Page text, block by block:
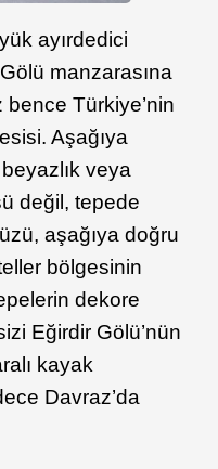
ayırdedici
manzarasına
bence Türkiye’nin
Aşağıya
veya
değil, tepede
aşağıya doğru
bölgesinin
dekore
Eğirdir Gölü’nün
kayak
Davraz’da